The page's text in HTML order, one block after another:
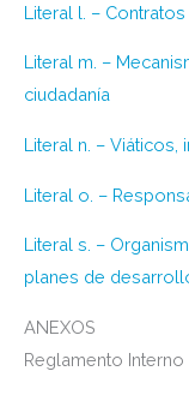
Literal l. –
Literal m. –
ciudadanía
Literal n. –
Literal o. –
Literal s. –
planes de
ANEXOS
Reglamento Interno